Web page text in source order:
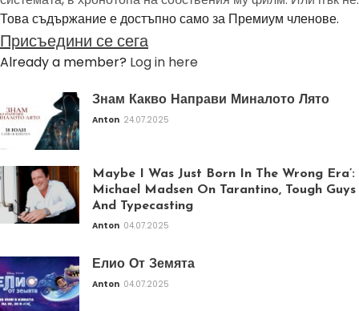
Това съдържание е достъпно само за Премиум членове.
Присъедини се сега
Already a member? Log in here
Знам Какво Направи Миналото Лято
Anton 24.07.2025
Maybe I Was Just Born In The Wrong Era’:
Michael Madsen On Tarantino, Tough Guys
And Typecasting
Anton 04.07.2025
Елио От Земята
Anton 04.07.2025